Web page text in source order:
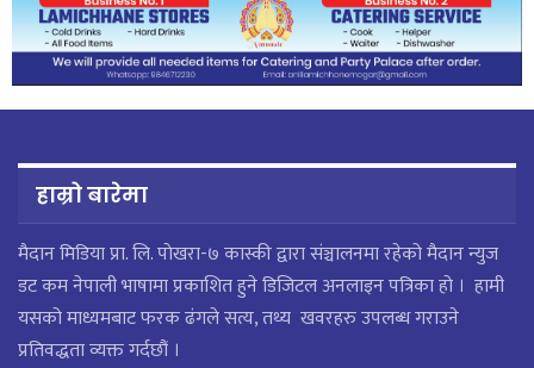
हाम्रो बारेमा
मैदान मिडिया प्रा. लि. पाेखरा-७ कास्की द्वारा संञ्चालनमा रहेको मैदान न्युज
डट कम नेपाली भाषामा प्रकाशित हुने डिजिटल अनलाइन पत्रिका हो । हामी
यसको माध्यमबाट फरक ढंगले सत्य, तथ्य खवरहरु उपलब्ध गराउने
प्रतिवद्धता व्यक्त गर्दछौं ।